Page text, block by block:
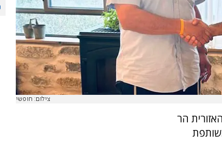
צילום: חופשי
הר